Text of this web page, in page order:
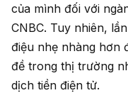
của mình đối với
CNBC. Tuy nhiên,
điệu nhẹ nhàng hơn
đề trong thị trường
dịch tiền điện tử.